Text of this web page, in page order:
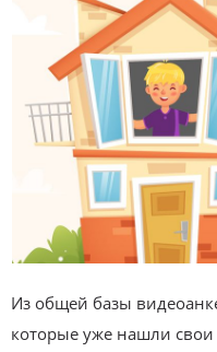
Из общей базы
которые уже нашли